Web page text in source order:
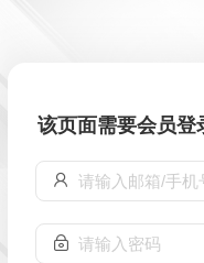
该页面需要会员登